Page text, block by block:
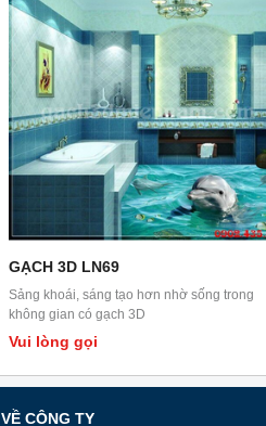
GẠCH 3D LN69
Sảng khoái, sáng tạo hơn nhờ sống trong
không gian có gạch 3D
Vui lòng gọi
VỀ CÔNG TY